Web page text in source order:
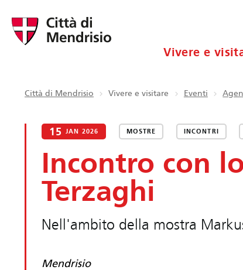
Vivere e
Città di Mendrisio Vivere e visitare Eventi
15 JAN 2026 MOSTRE INCONTRI
Incontro con
Terzaghi
Nell'ambito della mostra
Mendrisio